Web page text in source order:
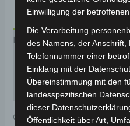
Beschreibung
Produktsicherheit
Original-Ersatzteil für den
Einwilligung der
Die Verarbeitung
des Namens, der
Telefonnummer einer
Einklang mit der
Übereinstimmung mit den
landesspezifischen
dieser
Öffentlichkeit über Art,